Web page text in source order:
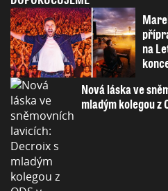
na
Nová láska ve
mladým kolegou z